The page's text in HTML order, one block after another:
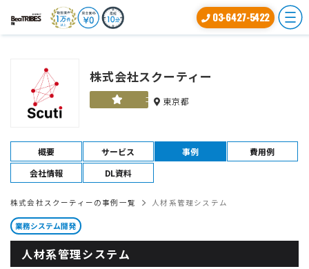
03-6427-5422
株式会社スクーティー
ゴールド東京都
概要 サービス 事例
費用例
会社情報
DL資料
株式会社スクーティーの事例一覧 人材系管理システム
業務システム開発
人材系管理システム